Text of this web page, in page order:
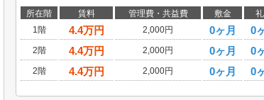
所在階 賃料 管理費・共益費 敷金
1階
4.4万円 2,000円 0ヶ月 0
2階
4.4万円 2,000円 0ヶ月 0
2階
4.4万円 2,000円 0ヶ月 0